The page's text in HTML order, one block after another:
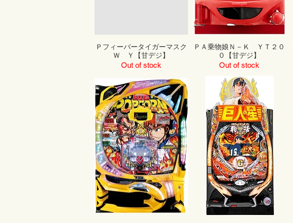
Ｐフィーバータイガーマスク
Ｗ Ｙ【甘デジ】
Out of stock
ＰＡ乗物娘Ｎ－Ｋ ＹＴ２０
０【甘デジ】
Out of stock